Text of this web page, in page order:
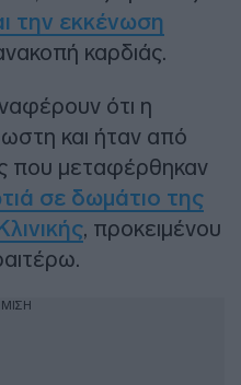
την εκκένωση
καρδιάς.
ότι η
και ήταν από
που μεταφέρθηκαν
σε δωμάτιο της
, προκειμένου